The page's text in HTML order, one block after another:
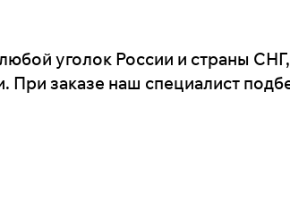
уголок России и страны
заказе наш специалист